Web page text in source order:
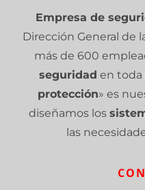
Empresa de
Dirección General de
más de 600
seguridad en toda
protección» es
diseñamos los
las